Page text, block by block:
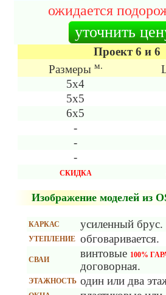
ожидается
уточнить
Проект 6 и 6
Размеры м.
5х4
5х5
6х5
-
-
-
СКИДКА
Изображение моделей из
КАРКАС усиленный брус.
УТЕПЛЕНИЕ обговаривается.
СВАИ винтовые 100%
договорная.
ЭТАЖНОСТЬ один или два